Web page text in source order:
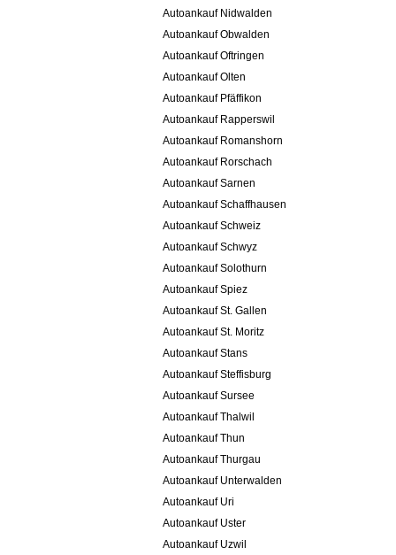
Autoankauf Nidwalden
Autoankauf Obwalden
Autoankauf Oftringen
Autoankauf Olten
Autoankauf Pfäffikon
Autoankauf Rapperswil
Autoankauf Romanshorn
Autoankauf Rorschach
Autoankauf Sarnen
Autoankauf Schaffhausen
Autoankauf Schweiz
Autoankauf Schwyz
Autoankauf Solothurn
Autoankauf Spiez
Autoankauf St. Gallen
Autoankauf St. Moritz
Autoankauf Stans
Autoankauf Steffisburg
Autoankauf Sursee
Autoankauf Thalwil
Autoankauf Thun
Autoankauf Thurgau
Autoankauf Unterwalden
Autoankauf Uri
Autoankauf Uster
Autoankauf Uzwil